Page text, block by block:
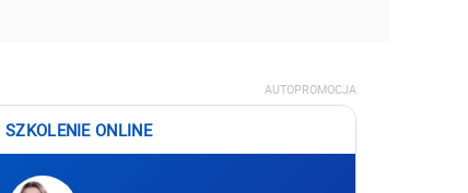
AUTOPROMOCJA
SZKOLENIE ONLINE